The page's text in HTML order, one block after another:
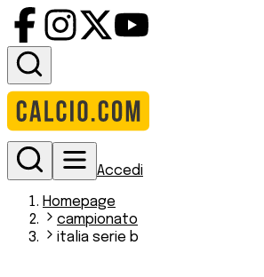
Accedi
Homepage
campionato
italia serie b